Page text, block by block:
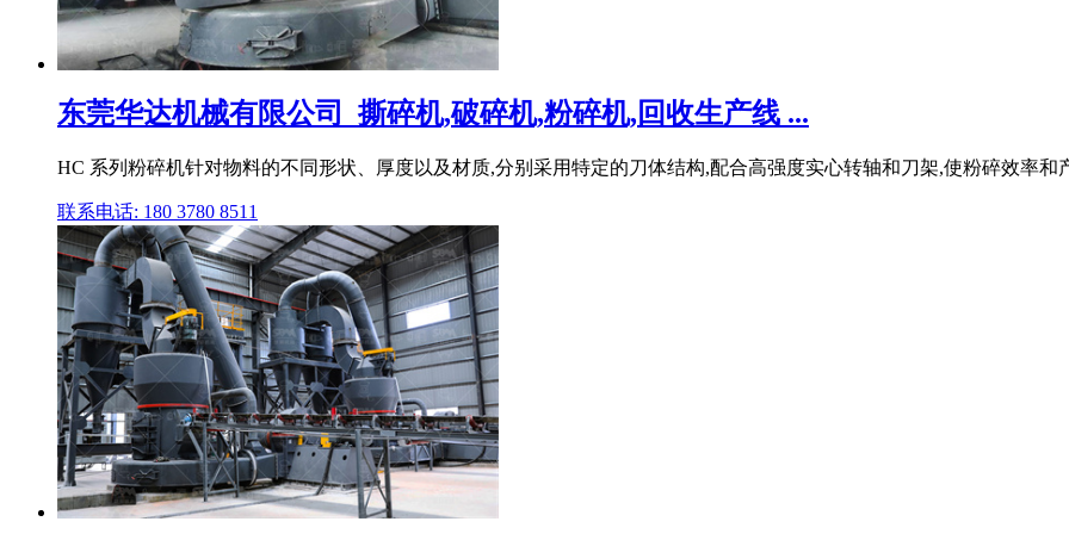
东莞华达机械有限公司_撕碎机,破碎机,粉碎机,回收生产线 ...
HC 系列粉碎机针对物料的不同形状、厚度以及材质,分别采用特定的刀体结构,配合高强度实心转轴和刀架,使粉碎效率和
联系电话: 180 3780 8511